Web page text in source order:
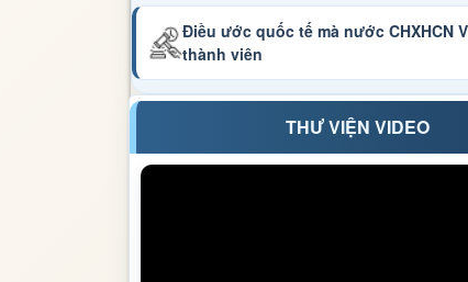
Điều ước quốc tế mà nước CHXHCN
thành viên
THƯ VIỆN VIDEO